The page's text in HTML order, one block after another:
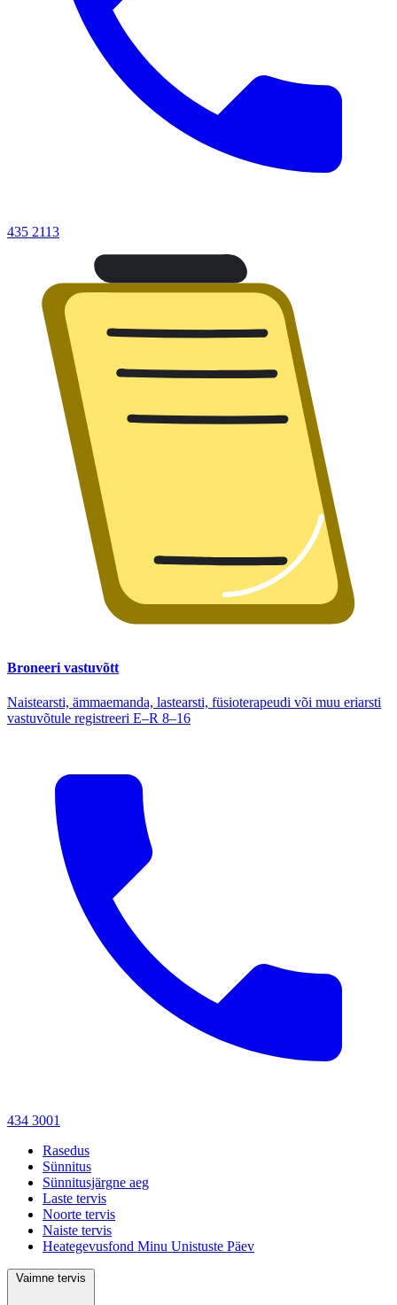
435 2113
Broneeri vastuvõtt
Naistearsti, ämmaemanda, lastearsti, füsioterapeudi või muu eriarsti
vastuvõtule registreeri E–R 8–16
434 3001
Rasedus
Sünnitus
Sünnitusjärgne aeg
Laste tervis
Noorte tervis
Naiste tervis
Heategevusfond Minu Unistuste Päev
Vaimne tervis